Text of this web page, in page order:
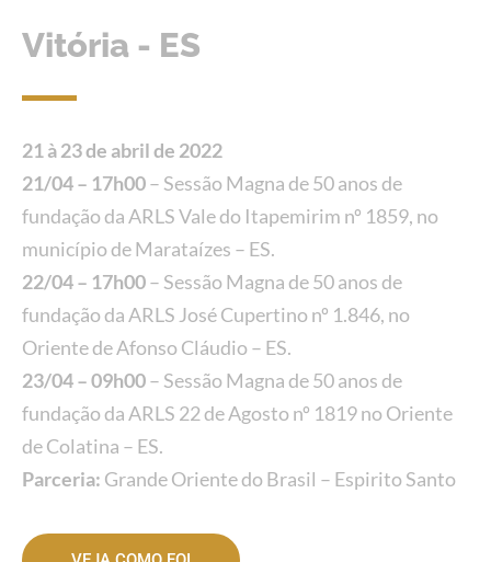
Vitória - ES
21 à 23 de abril de 2022
21/04 – 17h00– Sessão Magna de 50 anos de
fundação da ARLS Vale do Itapemirim nº 1859, no
município de Marataízes – ES.
22/04 – 17h00– Sessão Magna de 50 anos de
fundação da ARLS José Cupertino nº 1.846, no
Oriente de Afonso Cláudio – ES.
23/04 – 09h00– Sessão Magna de 50 anos de
fundação da ARLS 22 de Agosto nº 1819 no Oriente
de Colatina – ES.
Parceria: Grande Oriente do Brasil – Espirito Santo